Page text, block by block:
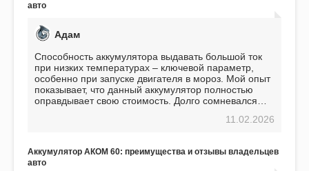
авто
Адам
Способность аккумулятора выдавать большой ток
при низких температурах – ключевой параметр,
особенно при запуске двигателя в мороз. Мой опыт
показывает, что данный аккумулятор полностью
оправдывает свою стоимость. Долго сомневался
пожалел. Считаю, что это отличное вложение,11.02.2026
Аккумулятор АКОМ 60: преимущества и отзывы владельцев
авто